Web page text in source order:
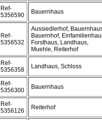
Ref-
5356590
Bauernhaus
Ref-
5356532
Aussiedlerhof,
Bauernhof,
Forsthaus, Landhaus,
Muehle, Reiterhof
Ref-
5356358
Landhaus, Schloss
Ref-
5356300
Bauernhaus
Ref-
5356126
Reiterhof